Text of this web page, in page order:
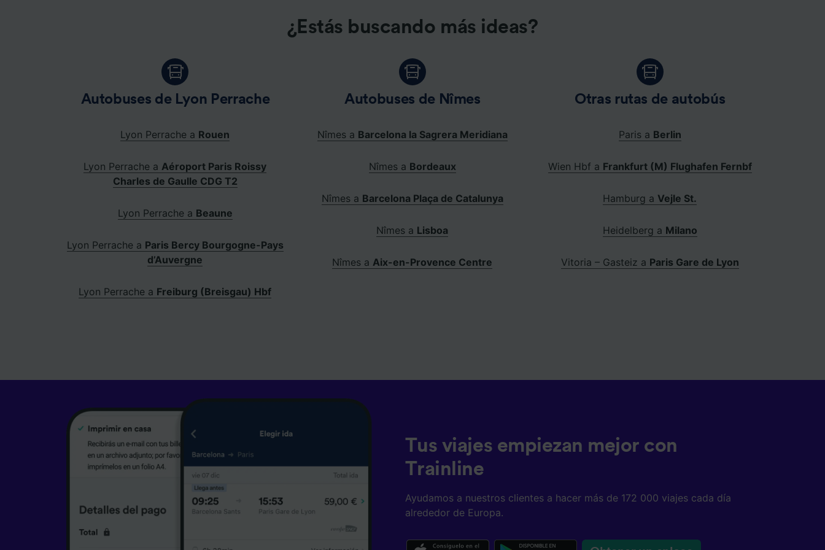
¿Estás buscando más ideas?
Autobuses de Lyon Perrache
Lyon Perrache a Rouen
Lyon Perrache aAéroport Paris Roissy
Charles de Gaulle CDG T2
Lyon Perrache a Beaune
Lyon Perrache a Paris Bercy Bourgogne-Pays
d’Auvergne
Lyon Perrache a Freiburg (Breisgau) Hbf
Autobuses de Nîmes
Nîmes a Barcelona la Sagrera Meridiana
Nîmes a Bordeaux
Nîmes a Barcelona Plaça de Catalunya
Nîmes a Lisboa
Nîmes aAix-en-Provence Centre
Otras rutas de autobús
Paris a Berlin
Wien Hbf a Frankfurt (M) Flughafen Fernbf
Hamburg a Vejle St.
Heidelberg a Milano
Vitoria – Gasteiz a Paris Gare de Lyon
Tus viajes empiezan mejor con
Trainline
Ayudamos a nuestros clientes a hacer más de 172 000 viajes cada día
alrededor de Europa.